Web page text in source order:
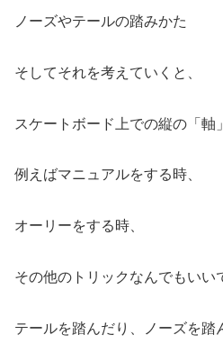
ノーズやテールの踏みかた
そしてそれを考えていくと、
スケートボード上での縦の「軸
例えばマニュアルをする時、
オーリーをする時、
その他のトリックなんでもいい
テールを踏んだり、ノーズを踏